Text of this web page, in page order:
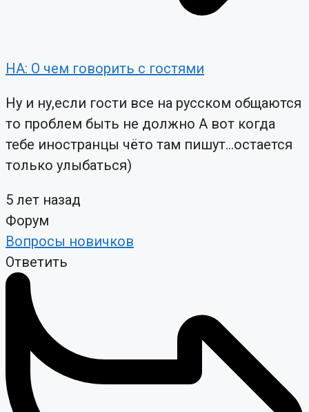
НА: О чем говорить с гостями
Ну и ну,если гости все на русском общаются
то проблем быть не должно А вот когда
тебе иностранцы чёто там пишут...остается
только улыбаться)
5 лет назад
Форум
Вопросы новичков
Ответить